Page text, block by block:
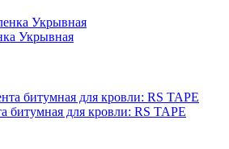
Укрывная
битумная для кровли: RS TAPE